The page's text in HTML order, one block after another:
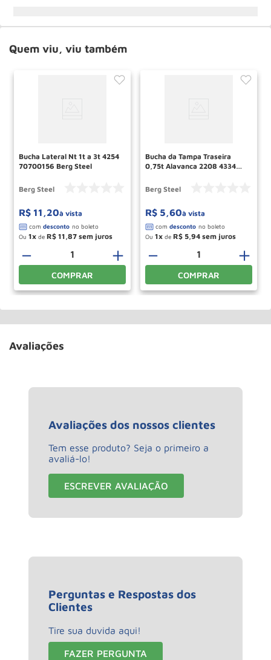
Quem viu, viu também
Bucha Lateral Nt 1t a 3t 4254
70700156 Berg Steel
Berg Steel
R$ 11 ,20à vista
Ou 1 de R$ 11,87
＋
－
COMPRAR
Bucha da Tampa Traseira
0,75t Alavanca 2208 4334
Berg Steel
R$ 5,60à vista
Ou 1 de R$ 5,94
＋
－
COMPRAR
Avaliações
Avaliações dos nossos clientes
Tem esse produto? Seja o primeiro a
avaliá-lo!
ESCREVER AVALIAÇÃO
Perguntas e Respostas dos
Clientes
Tire sua duvida aqui!
FAZER PERGUNTA